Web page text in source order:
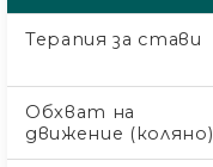
Терапия за стави
Обхват на
движение (коляно)